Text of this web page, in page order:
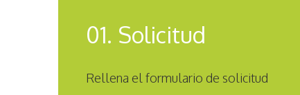
01. Solicitud
Rellena el formulario de solicitud